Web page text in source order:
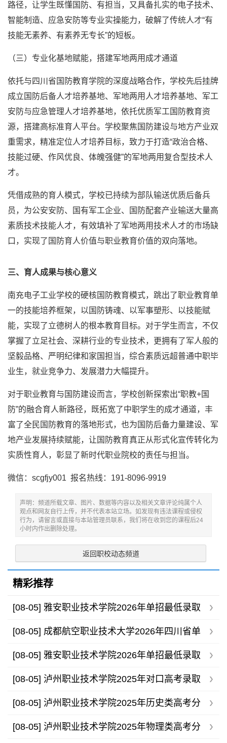
路径，让学生既懂国防、有担当，又具备扎实的电子技术、
智能制造、应急安防等专业实操能力，破解了传统人才“有
技能无素养、有素养无专长”的短板。
（三）专业化基地赋能，搭建军地两用成才通道
依托与四川省国防教育学院的深度战略合作，学校先后挂牌
成立国防后备人才培养基地、军地两用人才培养基地、军工
安防与应急管理人才培养基地，依托优质军工国防教育资
源，搭建高标准育人平台。学校聚焦国防建设与地方产业双
重需求，精准定位人才培养目标，致力于打造“政治合格、
技能过硬、作风优良、体魄强健”的军地两用复合型技术人
才。
凭借成熟的育人模式，学校已持续为部队输送优质后备兵
员，为公安安防、国有军工企业、国防配套产业输送大量高
素质技术技能人才，有效填补了军地两用技术人才的市场缺
口，实现了国防育人价值与职业教育价值的双向落地。
三、育人成果与核心意义
南充电子工业学校的硬核国防教育模式，跳出了职业教育单
一的技能培养框架，以国防铸魂、以军事塑形、以技能赋
能，实现了立德树人的根本教育目标。对于学生而言，不仅
掌握了立足社会、深耕行业的专业技术，更拥有了军人般的
坚毅品格、严明纪律和家国担当，综合素质远超普通中职毕
业生，就业竞争力、发展潜力大幅提升。
对于职业教育与国防建设而言，学校创新探索出“职教+国
防”的融合育人新路径，既拓宽了中职学生的成才通道，丰
富了全民国防教育的落地形式，也为国防后备力量建设、军
地产业发展持续赋能，让国防教育真正从形式化宣传转化为
实质性育人，彰显了新时代职业院校的责任与担当。
微信：scgfjy001 报名热线：191-8096-9919
声明：频道所载文章、图片、数据等内容以及相关文章评论纯属个人
观点和网友自行上传，并不代表本站立场。如发现有违法课程或侵权
行为，请留言或直接与本站管理员联系，我们将在收到您的课程后24
小时内作出删除处理。
返回职校动态频道
精彩推荐
[08-05] 雅安职业技术学院2026年单招最低录取
分数线
[08-05] 成都航空职业技术大学2026年四川省单
招录取分数线
[08-05] 雅安职业技术学院2026年单招最低录取
分数线
[08-05] 泸州职业技术学院2025年对口高考录取
分数线
[08-05] 泸州职业技术学院2025年历史类高考分
专业录取分数线
[08-05] 泸州职业技术学院2025年物理类高考分